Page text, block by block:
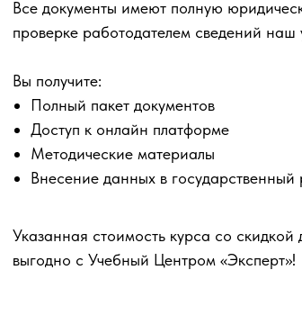
Все документы имеют полную
проверке работодателем сведений
Вы получите:
Полный пакет документов
Доступ к онлайн платформе
Методические материалы
Внесение данных в
Указанная стоимость курса со
выгодно с Учебный Центром «Эксперт»!